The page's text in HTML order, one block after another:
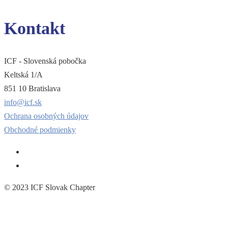
Kontakt
ICF - Slovenská pobočka
Keltská 1/A
851 10 Bratislava
info@icf.sk
Ochrana osobných údajov
Obchodné podmienky
© 2023 ICF Slovak Chapter